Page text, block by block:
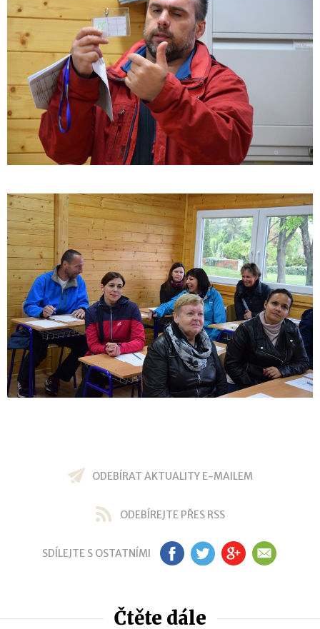
ODEBÍRAT AKTUALITY E-MAILEM
ODEBÍREJTE PŘES RSS
SDÍLEJTE S OSTATNÍMI FB TW GP EM
Čtěte dále